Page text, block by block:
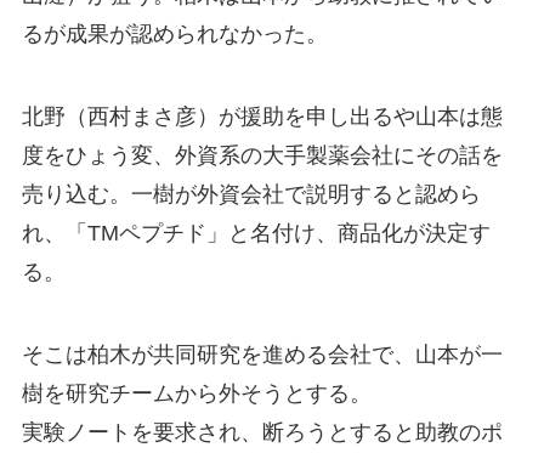
るが成果が認められなかった。
北野（西村まさ彦）が援助を申し出るや山本は態
度をひょう変、外資系の大手製薬会社にその話を
売り込む。一樹が外資会社で説明すると認めら
れ、「TMペプチド」と名付け、商品化が決定す
る。
そこは柏木が共同研究を進める会社で、山本が一
樹を研究チームから外そうとする。
実験ノートを要求され、断ろうとすると助教のポ